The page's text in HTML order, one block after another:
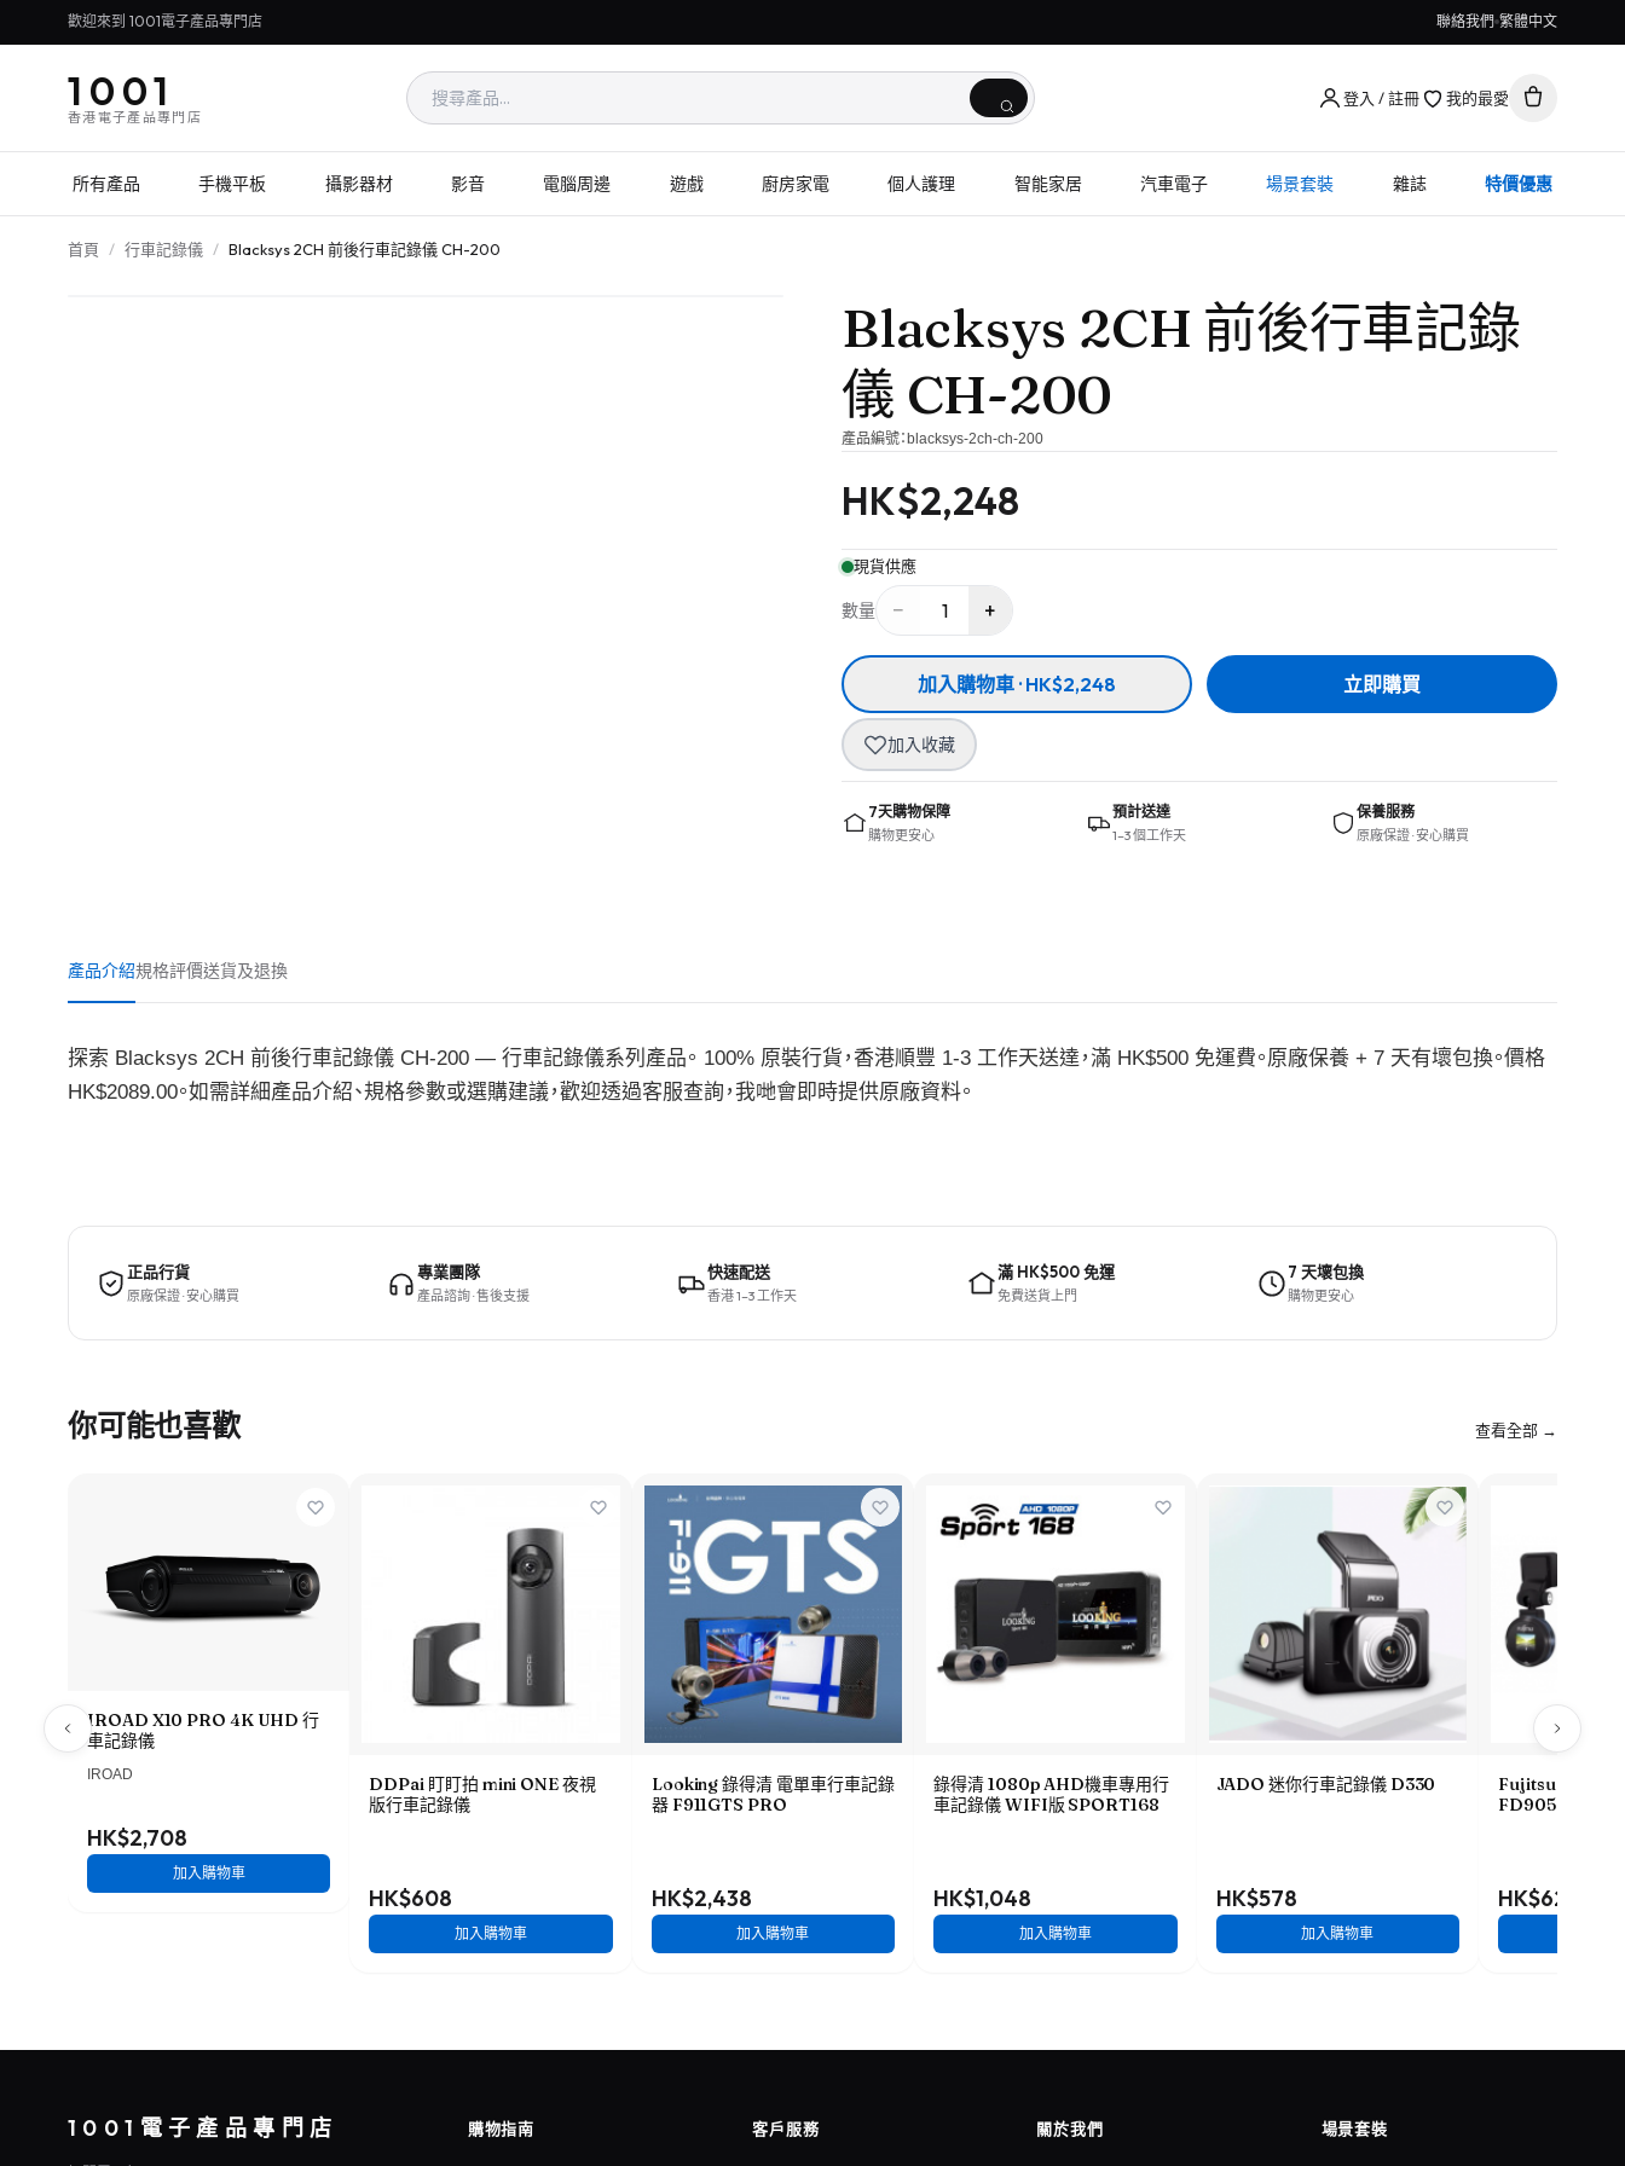
歡迎來到 1001電子產品專門店 聯絡我們 繁體中文
1001
香港電子產品專門店
登入 / 註冊 我的最愛
所有產品 手機平板 攝影器材 影音 電腦周邊 遊戲 廚房家電 個人護理 智能家居 汽車電子 場景套裝 雜誌 特價優惠
首頁 / 行車記錄儀 / Blacksys 2CH 前後行車記錄儀 CH-200
Blacksys 2CH 前後行車記錄
儀 CH-200
產品編號： blacksys-2ch-ch-200
HK$2,248
現貨供應
數量 − 1 +
加入購物車 · HK$2,248 立即購買
加入收藏
7天購物保障
購物更安心
預計送達
1–3 個工作天
保養服務
原廠保證 · 安心購買
產品介紹規格評價送貨及退換
探索 Blacksys 2CH 前後行車記錄儀 CH-200 — 行車記錄儀系列產品。 100% 原裝行貨，香港順豐 1-3 工作天送達，滿 HK$500 免運費。原廠保養 + 7 天有壞包換。價格
HK$2089.00。如需詳細產品介紹、規格參數或選購建議，歡迎透過客服查詢，我哋會即時提供原廠資料。
正品行貨
原廠保證 · 安心購買
專業團隊
產品諮詢 · 售後支援
快速配送
香港 1–3 工作天
滿 HK$500 免運
免費送貨上門
7 天壞包換
購物更安心
你可能也喜歡 查看全部 →
IROAD X10 PRO 4K UHD 行
車記錄儀
IROAD
HK$2,708
加入購物車
DDPai 盯盯拍 mini ONE 夜視
版行車記錄儀
HK$608
加入購物車
Looking 錄得清 電單車行車記錄
器 F911GTS PRO
HK$2,438
加入購物車
錄得清 1080p AHD機車專用行
車記錄儀 WIFI版 SPORT168
HK$1,048
加入購物車
JADO 迷你行車記錄儀 D330
HK$578
加入購物車
Fujitsu 全高清
FD905
HK$628
1001電子產品專門店 購物指南 客戶服務 關於我們 場景套裝